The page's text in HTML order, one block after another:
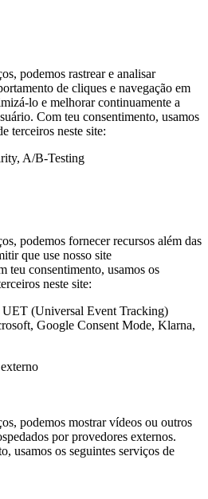
podemos rastrear e analisar
de cliques e navegação em
lo e melhorar continuamente a
Com teu consentimento, usamos
terceiros neste site:
A/B-Testing
podemos fornecer recursos além das
que use nosso site
teu consentimento, usamos os
neste site:
UET (Universal Event Tracking)
Google Consent Mode, Klarna,
podemos mostrar vídeos ou outros
por provedores externos.
usamos os seguintes serviços de